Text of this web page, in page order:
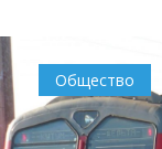
Общество